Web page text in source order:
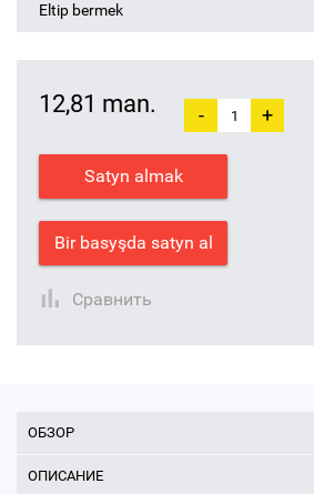
Eltip bermek
12,81 man. - +
Satyn almak
Bir basyşda satyn al
Сравнить
ОБЗОР
ОПИСАНИЕ